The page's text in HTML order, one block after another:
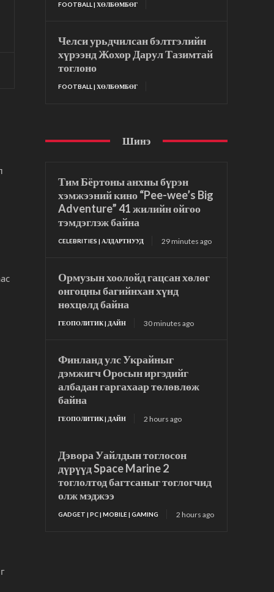
FOOTBALL | ХӨЛБӨМБӨГ
Челси урьдчилсан бэлтгэлийн
хүрээнд Жохор Дарул Тазимтай
тоглоно
FOOTBALL | ХӨЛБӨМБӨГ
Шинэ
Тим Бёртоны анхны бүрэн
хэмжээний кино “Pee-wee’s Big
Adventure” 41 жилийн ойгоо
тэмдэглэж байна
CELEBRITIES | АЛДАРТНУУД 29 minutes ago
Ормузын хоолойд гацсан хөлөг
онгоцны багийнхан хүнд
нөхцөлд байна
ГЕОПОЛИТИК | ДАЙН 30 minutes ago
Финланд улс Украйныг
дэмжигч Оросын иргэдийг
албадан гаргахаар төлөвлөж
байна
ГЕОПОЛИТИК | ДАЙН 2 hours ago
Дэвора Уайлдын тоглосон
дүрүүд Space Marine 2
тоглолтод багтсаныг тоглогчид
олж мэджээ
GADGET | PC | MOBILE | GAMING 2 hours ago